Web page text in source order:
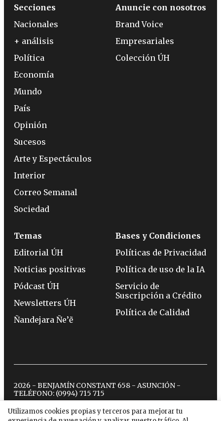
Utilizamos cookies propias y terceros para mejorar tu
Secciones
Nacionales
+ análisis
Política
Economía
Mundo
País
Opinión
Sucesos
Arte y Espectáculos
Interior
Correo Semanal
Sociedad
Anuncie con nosotros
Brand Voice
Empresariales
Colección ÚH
Temas
Editorial ÚH
Noticias positivas
Pódcast ÚH
Newsletters ÚH
Ñandejara Ñe’ẽ
Bases y Condiciones
Políticas de Privacidad
Política de uso de la IA
Servicio de
Suscripción a Crédito
Política de Calidad
2026 - BENJAMÍN CONSTANT 658 - ASUNCIÓN -
TELÉFONO: (0994) 715 715